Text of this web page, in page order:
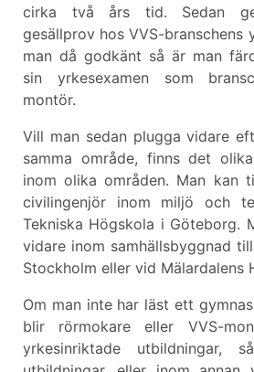
cirka två års tid. Sedan
gesällprov hos VVS-branschens
man då godkänt så är man
sin yrkesexamen som
montör.
Vill man sedan plugga vidare
samma område, finns det
inom olika områden. Man kan
civilingenjör inom miljö och
Tekniska Högskola i Göteborg.
vidare inom samhällsbyggnad
Stockholm eller vid Mälardalens
Om man inte har läst ett
blir rörmokare eller VVS-
yrkesinriktade utbildningar,